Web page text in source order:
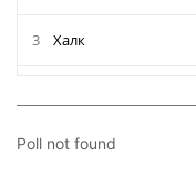
Poll not found